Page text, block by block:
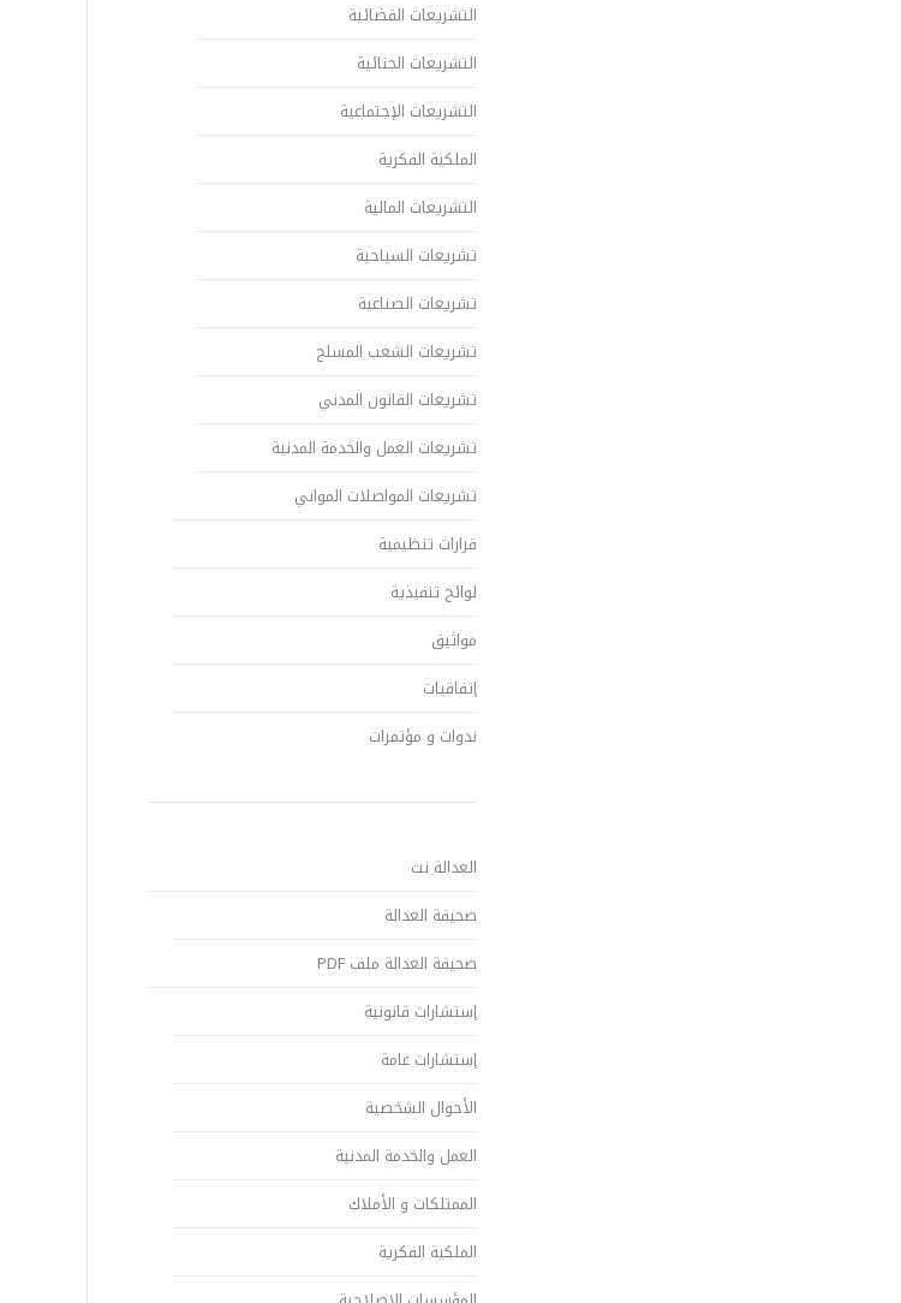
التشريعات القضائية
التشريعات الجنائية
التشريعات الإجتماعية
الملكية الفكرية
التشريعات المالية
تشريعات السياحية
تشريعات الصناعية
تشريعات الشعب المسلح
تشريعات القانون المدني
تشريعات العمل والخدمة المدنية
تشريعات المواصلات المواني
قرارات تنظيمية
لوائح تنفيذية
مواثيق
إتفاقيات
ندوات و مؤتمرات
العدالة نت
صحيفة العدالة
صحيفة العدالة ملف PDF
إستشارات قانونية
إستشارات عامة
الأحوال الشخصية
العمل والخدمة المدنية
الممتلكات و الأملاك
الملكية الفكرية